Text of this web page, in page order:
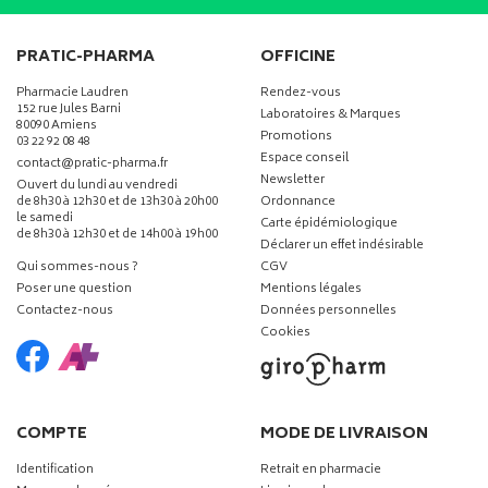
PRATIC-PHARMA
Pharmacie Laudren
152 rue Jules Barni
80090 Amiens
03 22 92 08 48
contact-
@-
pratic-pharma.fr
Ouvert du lundi au vendredi
de 8h30 à 12h30 et de 13h30 à 20h00
le samedi
de 8h30 à 12h30 et de 14h00 à 19h00
Qui sommes-nous ?
Poser une question
Contactez-nous
OFFICINE
Rendez-vous
Laboratoires & Marques
Promotions
Espace conseil
Newsletter
Ordonnance
Carte épidémiologique
Déclarer un effet indésirable
CGV
Mentions légales
Données personnelles
Cookies
COMPTE
Identification
MODE DE LIVRAISON
Retrait en pharmacie